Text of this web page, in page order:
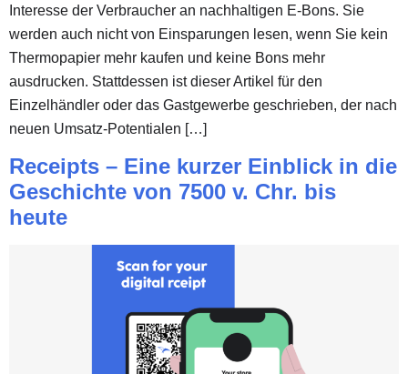
Interesse der Verbraucher an nachhaltigen E-Bons. Sie
werden auch nicht von Einsparungen lesen, wenn Sie kein
Thermopapier mehr kaufen und keine Bons mehr
ausdrucken. Stattdessen ist dieser Artikel für den
Einzelhändler oder das Gastgewerbe geschrieben, der nach
neuen Umsatz-Potentialen […]
Receipts – Eine kurzer Einblick in die
Geschichte von 7500 v. Chr. bis
heute